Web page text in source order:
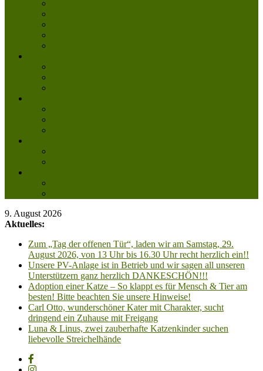
9. August 2026
Aktuelles:
Zum „Tag der offenen Tür“, laden wir am Samstag, 29.
August 2026, von 13 Uhr bis 16.30 Uhr recht herzlich ein!!
Unsere PV-Anlage ist in Betrieb und wir sagen all unseren
Unterstützern ganz herzlich DANKESCHÖN!!!
Adoption einer Katze – So klappt es für Mensch & Tier am
besten! Bitte beachten Sie unsere Hinweise!
Carl Otto, wunderschöner Kater mit Charakter, sucht
dringend ein Zuhause mit Freigang
Luna & Linus, zwei zauberhafte Katzenkinder suchen
liebevolle Streichelhände